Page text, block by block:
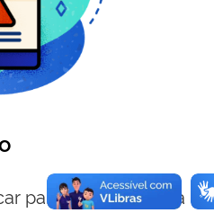
para visualizar essa